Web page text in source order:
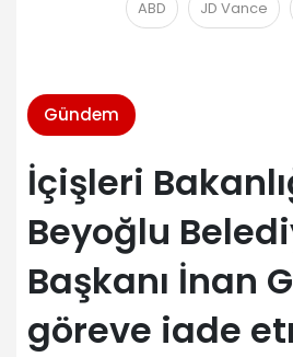
ABD JD Vance
Gündem
İçişleri
Beyoğlu
Başkanı İnan
göreve iade